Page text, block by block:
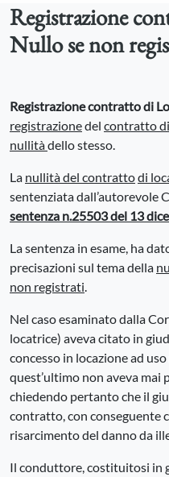
Registrazione
Nullo se non
Registrazione contratto di
registrazionedel contratto
nullitàdello stesso.
La nullità del contrattodi
sentenziata dall’autorevole
sentenza n.25503 del 13
La sentenza in esame, ha
precisazioni sul tema della
non registrati.
Nel caso esaminato dalla
locatrice) aveva citato in
concesso in locazione ad
quest’ultimo non aveva mai
chiedendo pertanto che il
contratto, con conseguente
risarcimento del danno da
Il conduttore, costituitosi in